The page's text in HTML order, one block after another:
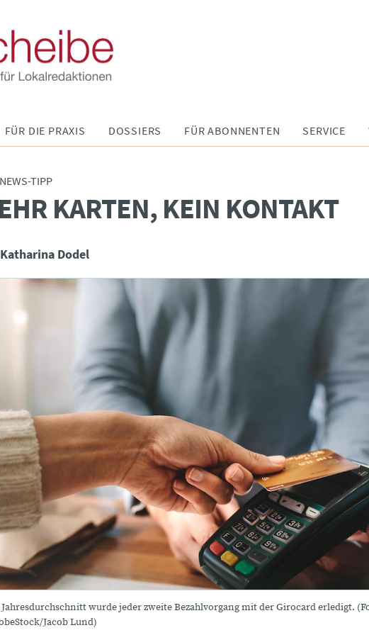
FÜR DIE PRAXIS DOSSIERS FÜR ABONNENTEN SERVICE
TIPP
KARTEN, KEIN KONTAKT
Dodel
wurde jeder zweite Bezahlvorgang mit der Girocard erledigt.
Jacob Lund)